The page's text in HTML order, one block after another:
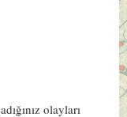
olayları